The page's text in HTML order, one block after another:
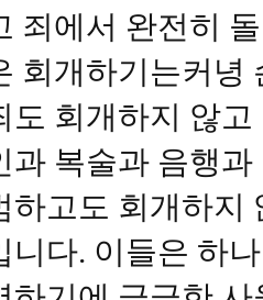
죄에서 완전히
회개하기는커녕
도 회개하지 않
과 복술과 음행
하고도 회개하지
니다. 이들은 하